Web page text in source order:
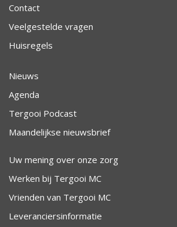
Contact
Veelgestelde vragen
Huisregels
Nieuws
Agenda
Tergooi Podcast
Maandelijkse nieuwsbrief
Uw mening over onze zorg
Werken bij Tergooi MC
Vrienden van Tergooi MC
Leveranciersinformatie